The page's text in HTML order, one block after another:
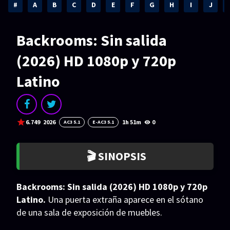
Comedia Crimen
Terror Drama
Familia
Fantástico
Bélico Thriller
Biográfico Musical
SERIES
Series 1080p Series 4K HDR
Series 720p 2160p 4K SDR
# A B C D E F G H I J
Backrooms: Sin salida
(2026) HD 1080p y 720p
Latino
6.749 2026 AC3 5.1 E-AC3 5.1 1h 51m 0
🎬 SINOPSIS
Backrooms: Sin salida (2026) HD 1080p y 720p
Latino. Una puerta extraña aparece en el sótano
de una sala de exposición de muebles.